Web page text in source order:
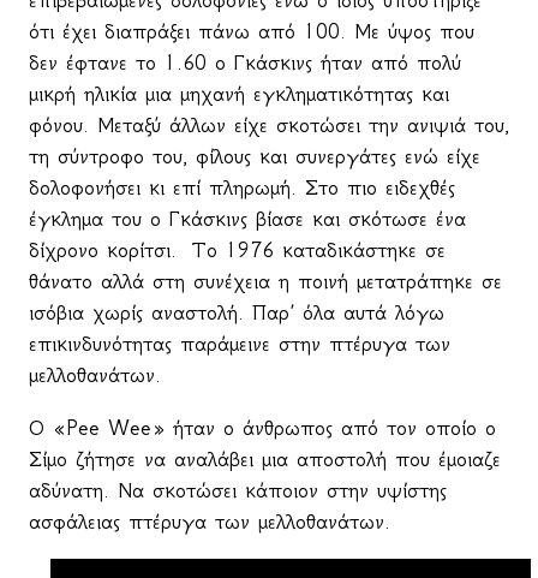
ότι έχει διαπράξει πάνω από 100. Με ύψος που
δεν έφτανε το 1.60 ο Γκάσκινς ήταν από πολύ
μικρή ηλικία μια μηχανή εγκληματικότητας και
φόνου. Μεταξύ άλλων είχε σκοτώσει την ανιψιά του,
τη σύντροφο του, φίλους και συνεργάτες ενώ είχε
δολοφονήσει κι επί πληρωμή. Στο πιο ειδεχθές
έγκλημα του ο Γκάσκινς βίασε και σκότωσε ένα
δίχρονο κορίτσι.
Το 1976 καταδικάστηκε σε
θάνατο αλλά στη συνέχεια η ποινή μετατράπηκε σε
ισόβια χωρίς αναστολή. Παρ’ όλα αυτά λόγω
επικινδυνότητας παράμεινε στην πτέρυγα των
μελλοθανάτων.
Ο «Pee Wee» ήταν ο άνθρωπος από τον οποίο ο
Σίμο ζήτησε να αναλάβει μια αποστολή που έμοιαζε
αδύνατη. Να σκοτώσει κάποιον στην υψίστης
ασφάλειας πτέρυγα των μελλοθανάτων.